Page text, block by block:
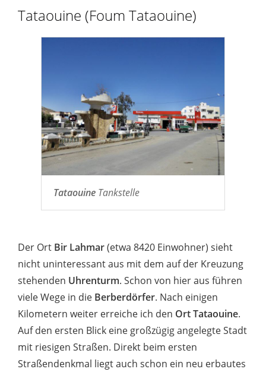
Tataouine (Foum Tataouine)
TataouineTankstelle
Der Ort Bir Lahmar(etwa 8420 Einwohner) sieht
nicht uninteressant aus mit dem auf der Kreuzung
stehenden Uhrenturm. Schon von hier aus führen
viele Wege in die Berberdörfer. Nach einigen
Kilometern weiter erreiche ich den Ort Tataouine.
Auf den ersten Blick eine großzügig angelegte Stadt
mit riesigen Straßen. Direkt beim ersten
Straßendenkmal liegt auch schon ein neu erbautes